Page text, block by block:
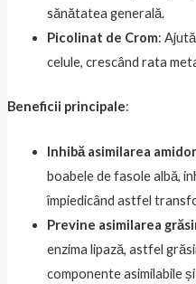
sănătatea generală.
Picolinat de Crom:
celule, crescând rata
Beneficii principale:
Inhibă asimilarea
boabele de fasole albă,
împiedicând astfel
Previne asimilarea
enzima lipază, astfel
componente asimilabile